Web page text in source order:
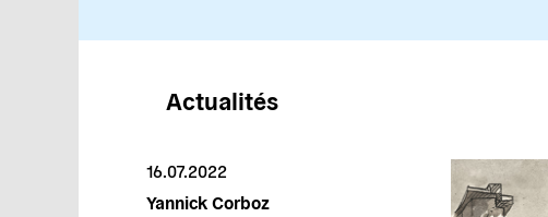
Actualités
16.07.2022
Yannick Corboz